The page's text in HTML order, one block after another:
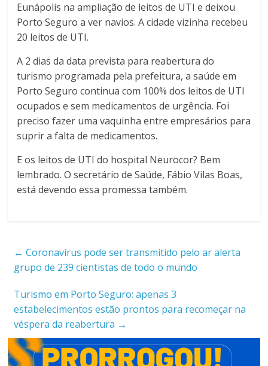
Eunápolis na ampliação de leitos de UTI e deixou
Porto Seguro a ver navios. A cidade vizinha recebeu
20 leitos de UTI.
A 2 dias da data prevista para reabertura do
turismo programada pela prefeitura, a saúde em
Porto Seguro continua com 100% dos leitos de UTI
ocupados e sem medicamentos de urgência. Foi
preciso fazer uma vaquinha entre empresários para
suprir a falta de medicamentos.
E os leitos de UTI do hospital Neurocor? Bem
lembrado. O secretário de Saúde, Fábio Vilas Boas,
está devendo essa promessa também.
← Coronavírus pode ser transmitido pelo ar alerta
grupo de 239 cientistas de todo o mundo
Turismo em Porto Seguro: apenas 3
estabelecimentos estão prontos para recomeçar na
véspera da reabertura →